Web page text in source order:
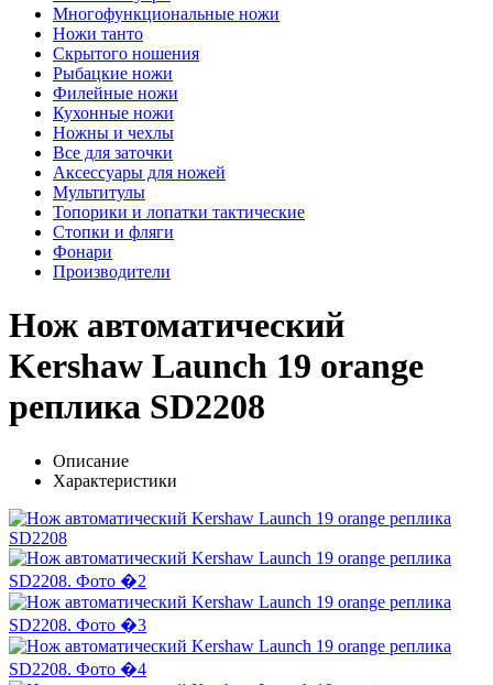
Многофункциональные ножи
Ножи танто
Скрытого ношения
Рыбацкие ножи
Филейные ножи
Кухонные ножи
Ножны и чехлы
Все для заточки
Аксессуары для ножей
Мультитулы
Топорики и лопатки тактические
Стопки и фляги
Фонари
Производители
Нож автоматический
Kershaw Launch 19 orange
реплика SD2208
Описание
Характеристики